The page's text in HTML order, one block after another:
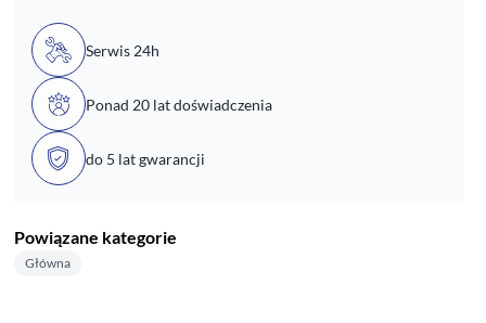
Serwis 24h
Ponad 20 lat doświadczenia
do 5 lat gwarancji
Powiązane kategorie
Główna